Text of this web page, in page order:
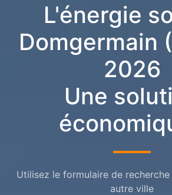
L'énergie
Domgermain
2026
Une
Utilisez le formulaire de
autre ville